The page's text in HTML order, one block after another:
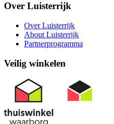
Over Luisterrijk
Over Luisterrijk
About Luisterrijk
Partnerprogramma
Veilig winkelen